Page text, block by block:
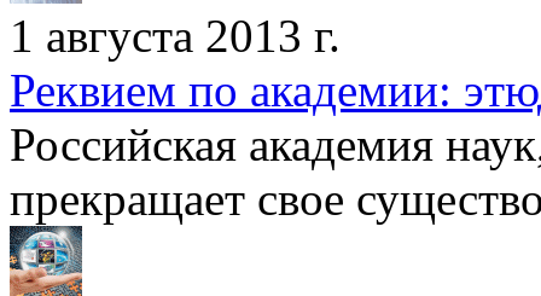
1 августа 2013 г.
Реквием по академии:
Российская академия
прек­ращает свое